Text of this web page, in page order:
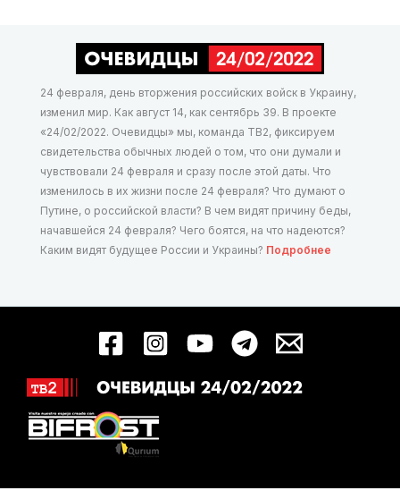
24 февраля, день вторжения российских войск в Украину,
изменил мир. Как август 14, как сентябрь 39. В проекте
«24/02/2022. Очевидцы» мы, команда ТВ2, фиксируем
свидетельства обычных людей о том, что они думали и
чувствовали 24 февраля и сразу после этой даты. Что
изменилось в их жизни после 24 февраля? Что думают о
Путине, о российской власти? В чем видят причину беды,
начавшейся 24 февраля? Чего боятся, на что надеются?
Каким видят будущее России и Украины? Подробнее